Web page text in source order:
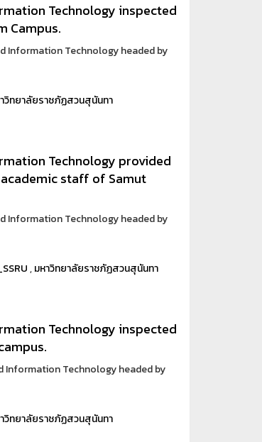
Technology inspected
Campus.
Information Technology headed by
วิทยาลัยราชภัฏสวนสุนันทา
Technology provided
staff of Samut
Information Technology headed by
,มหาวิทยาลัยราชภัฏสวนสุนันทา
Technology inspected
Information Technology headed by
วิทยาลัยราชภัฏสวนสุนันทา